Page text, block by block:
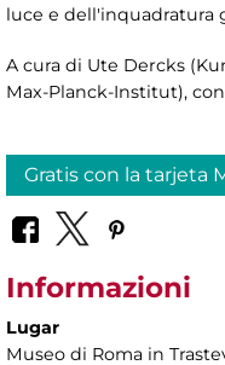
luce e dell'inquadratura
A cura di Ute Dercks
Max-Planck-Institut),
Gratis con la tarjeta
Informazioni
Lugar
Museo di Roma in